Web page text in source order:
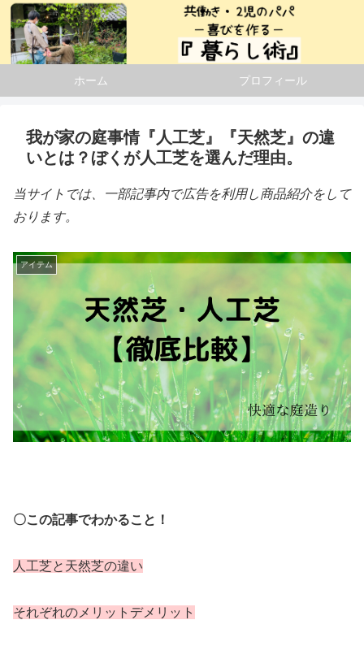
ホーム プロフィール
我が家の庭事情『人工芝』『天然芝』の違
いとは？ぼくが人工芝を選んだ理由。
当サイトでは、一部記事内で広告を利用し商品紹介をして
おります。
アイテム
〇この記事でわかること！
人工芝と天然芝の違い
それぞれのメリットデメリット